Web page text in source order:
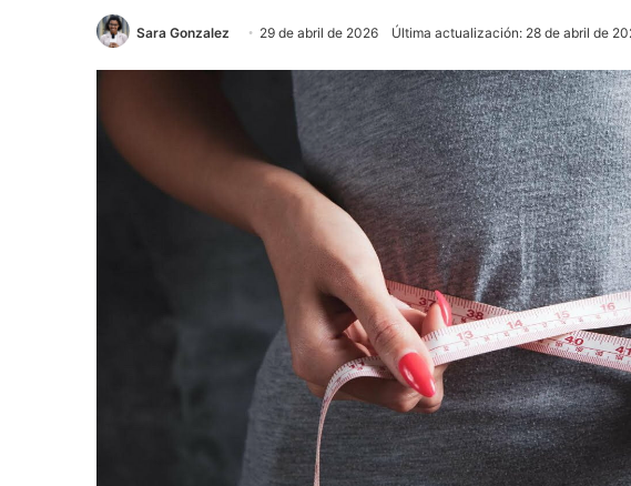
Sara Gonzalez 29 de abril de 2026 Última actualización: 28 de abril de